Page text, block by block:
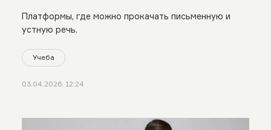
Платформы, где можно прокачать письменную и
устную речь.
Учеба
03.04.2026, 12:24